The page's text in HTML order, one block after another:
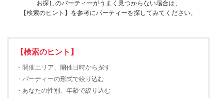
お探しのパーティーがうまく見つからない場合は、
【検索のヒント】を参考にパーティーを探してみてください。
【検索のヒント】
・開催エリア、開催日時から探す
・パーティーの形式で絞り込む
・あなたの性別、年齢で絞り込む